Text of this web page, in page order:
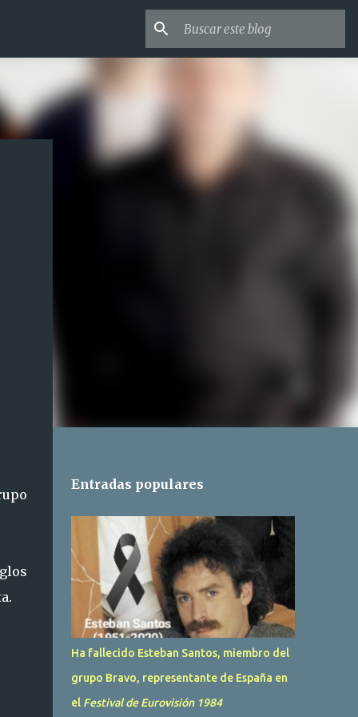
Entradas populares
Ha fallecido Esteban Santos, miembro del
grupo Bravo, representante de España en
el Festival de Eurovisión 1984